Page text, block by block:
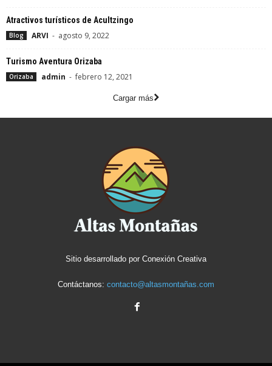
Atractivos turísticos de Acultzingo
Blog ARVI - agosto 9, 2022
Turismo Aventura Orizaba
Orizaba admin - febrero 12, 2021
Cargar más
Sitio desarrollado por Conexión Creativa
Contáctanos: contacto@altasmontañas.com